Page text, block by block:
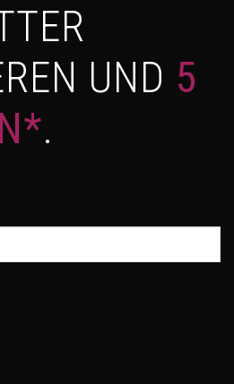
UND 5
.